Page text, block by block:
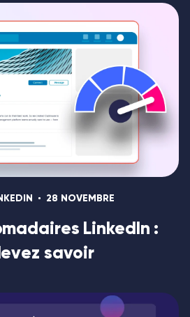
28 NOVEMBRE
LinkedIn :
savoir